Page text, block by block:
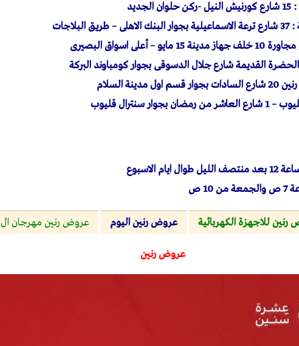
اسواق البصيرى
القديمة شارع جلال الدسوقى بجوار كومباوند البركة
السلام
سنترال قليوب
10 ص
للاجهزة الكهربائية عروض رنين اليوم عروض رنين مهرجان ال 50 جنيه
عروض رنين